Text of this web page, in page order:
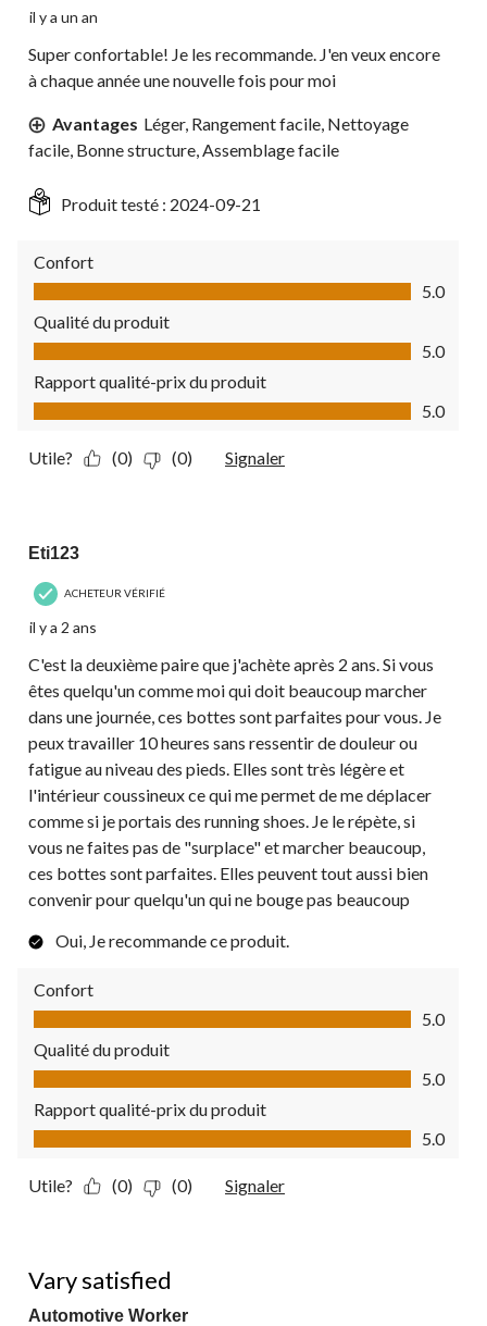
il y a un an
Super confortable! Je les recommande. J'en veux encore
à chaque année une nouvelle fois pour moi
Avantages Léger, Rangement facile, Nettoyage
facile, Bonne structure, Assemblage facile
Produit testé : 2024-09-21
Confort
Confort, 5.0 sur 5
5.0
Qualité du produit
Qualité du produit, 5.0 sur 5
5.0
Rapport qualité-prix du produit
Rapport qualité-prix du produit, 5.0 sur 5
5.0
Utile? (0) (0) Signaler
Eti123
ACHETEUR VÉRIFIÉ
il y a 2 ans
C'est la deuxième paire que j'achète après 2 ans. Si vous
êtes quelqu'un comme moi qui doit beaucoup marcher
dans une journée, ces bottes sont parfaites pour vous. Je
peux travailler 10 heures sans ressentir de douleur ou
fatigue au niveau des pieds. Elles sont très légère et
l'intérieur coussineux ce qui me permet de me déplacer
comme si je portais des running shoes. Je le répète, si
vous ne faites pas de "surplace" et marcher beaucoup,
ces bottes sont parfaites. Elles peuvent tout aussi bien
convenir pour quelqu'un qui ne bouge pas beaucoup
Oui, Je recommande ce produit.
Confort
Confort, 5.0 sur 5
5.0
Qualité du produit
Qualité du produit, 5.0 sur 5
5.0
Rapport qualité-prix du produit
Rapport qualité-prix du produit, 5.0 sur 5
5.0
Utile? (0) (0) Signaler
Vary satisfied
Automotive Worker